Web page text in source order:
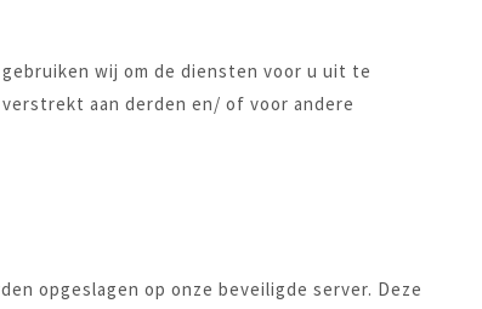
wij om de diensten voor u uit te
aan derden en/ of voor andere
opgeslagen op onze beveiligde server. Deze